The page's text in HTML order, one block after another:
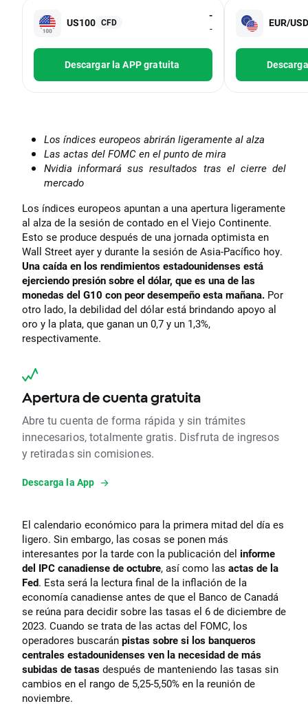
US100 CFD
-
-
Descargar la APP gratuita
EUR/USD
Los índices europeos abrirán ligeramente al alza
Las actas del FOMC en el punto de mira
Nvidia informará sus resultados tras el cierre del
mercado
Los índices europeos apuntan a una apertura ligeramente
al alza de la sesión de contado en el Viejo Continente.
Esto se produce después de una jornada optimista en
Wall Street ayer y durante la sesión de Asia-Pacífico hoy.
Una caída en los rendimientos estadounidenses está
ejerciendo presión sobre el dólar, que es una de las
monedas del G10 con peor desempeño esta mañana. Por
otro lado, la debilidad del dólar está brindando apoyo al
oro y la plata, que ganan un 0,7 y un 1,3%,
respectivamente.
Apertura de cuenta gratuita
Abre tu cuenta de forma rápida y sin trámites
innecesarios, totalmente gratis. Disfruta de ingresos
y retiradas sin comisiones.
Descarga la App
El calendario económico para la primera mitad del día es
ligero. Sin embargo, las cosas se ponen más
interesantes por la tarde con la publicación del informe
del IPC canadiense de octubre, así como las actas de la
Fed. Esta será la lectura final de la inflación de la
economía canadiense antes de que el Banco de Canadá
se reúna para decidir sobre las tasas el 6 de diciembre de
2023. Cuando se trata de las actas del FOMC, los
operadores buscarán pistas sobre si los banqueros
centrales estadounidenses ven la necesidad de más
subidas de tasas después de manteniendo las tasas sin
cambios en el rango de 5,25-5,50% en la reunión de
noviembre.